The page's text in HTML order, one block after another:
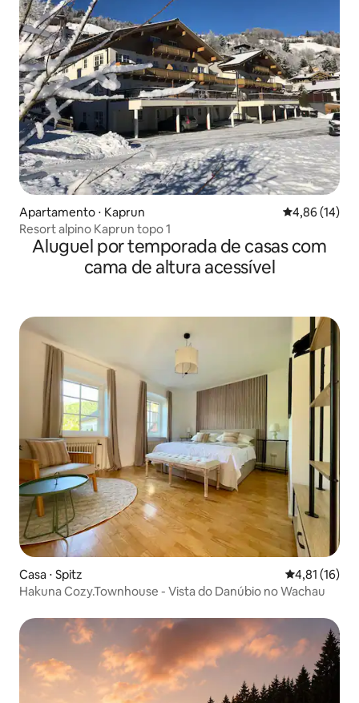
Apartamento ⋅ Kaprun 4,86 de uma
4,86 (14)
Resort alpino Kaprun topo 1
Aluguel por temporada de casas com
cama de altura acessível
Casa ⋅ Spitz 4,81 de uma
4,81 (16)
Hakuna Cozy.Townhouse - Vista do Danúbio no Wachau